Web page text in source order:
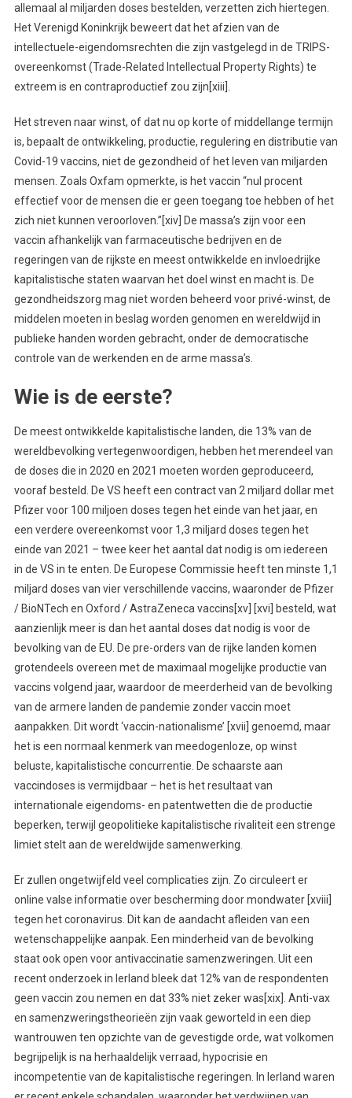
allemaal al miljarden doses bestelden, verzetten zich hiertegen.
Het Verenigd Koninkrijk beweert dat het afzien van de
intellectuele-eigendomsrechten die zijn vastgelegd in de TRIPS-
overeenkomst (Trade-Related Intellectual Property Rights) te
extreem is en contraproductief zou zijn[xiii].
Het streven naar winst, of dat nu op korte of middellange termijn
is, bepaalt de ontwikkeling, productie, regulering en distributie van
Covid-19 vaccins, niet de gezondheid of het leven van miljarden
mensen. Zoals Oxfam opmerkte, is het vaccin “nul procent
effectief voor de mensen die er geen toegang toe hebben of het
zich niet kunnen veroorloven.”[xiv] De massa’s zijn voor een
vaccin afhankelijk van farmaceutische bedrijven en de
regeringen van de rijkste en meest ontwikkelde en invloedrijke
kapitalistische staten waarvan het doel winst en macht is. De
gezondheidszorg mag niet worden beheerd voor privé-winst, de
middelen moeten in beslag worden genomen en wereldwijd in
publieke handen worden gebracht, onder de democratische
controle van de werkenden en de arme massa’s.
Wie is de eerste?
De meest ontwikkelde kapitalistische landen, die 13% van de
wereldbevolking vertegenwoordigen, hebben het merendeel van
de doses die in 2020 en 2021 moeten worden geproduceerd,
vooraf besteld. De VS heeft een contract van 2 miljard dollar met
Pfizer voor 100 miljoen doses tegen het einde van het jaar, en
een verdere overeenkomst voor 1,3 miljard doses tegen het
einde van 2021 – twee keer het aantal dat nodig is om iedereen
in de VS in te enten. De Europese Commissie heeft ten minste 1,1
miljard doses van vier verschillende vaccins, waaronder de Pfizer
/ BioNTech en Oxford / AstraZeneca vaccins[xv] [xvi] besteld, wat
aanzienlijk meer is dan het aantal doses dat nodig is voor de
bevolking van de EU. De pre-orders van de rijke landen komen
grotendeels overeen met de maximaal mogelijke productie van
vaccins volgend jaar, waardoor de meerderheid van de bevolking
van de armere landen de pandemie zonder vaccin moet
aanpakken. Dit wordt ‘vaccin-nationalisme’ [xvii] genoemd, maar
het is een normaal kenmerk van meedogenloze, op winst
beluste, kapitalistische concurrentie. De schaarste aan
vaccindoses is vermijdbaar – het is het resultaat van
internationale eigendoms- en patentwetten die de productie
beperken, terwijl geopolitieke kapitalistische rivaliteit een strenge
limiet stelt aan de wereldwijde samenwerking.
Er zullen ongetwijfeld veel complicaties zijn. Zo circuleert er
online valse informatie over bescherming door mondwater [xviii]
tegen het coronavirus. Dit kan de aandacht afleiden van een
wetenschappelijke aanpak. Een minderheid van de bevolking
staat ook open voor antivaccinatie samenzweringen. Uit een
recent onderzoek in Ierland bleek dat 12% van de respondenten
geen vaccin zou nemen en dat 33% niet zeker was[xix]. Anti-vax
en samenzweringstheorieën zijn vaak geworteld in een diep
wantrouwen ten opzichte van de gevestigde orde, wat volkomen
begrijpelijk is na herhaaldelijk verraad, hypocrisie en
incompetentie van de kapitalistische regeringen. In Ierland waren